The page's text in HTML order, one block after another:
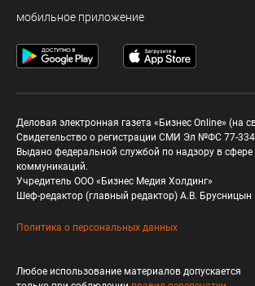
мобильное приложение
Деловая электронная газета «Бизнес Online» (на
Свидетельство о регистрации СМИ Эл №ФС 77-
Выдано федеральной службой по надзору в
коммуникаций.
Учредитель ООО «Бизнес Медия Холдинг»
Шеф-редактор (главный редактор) А.В. Брусницын
Политика о персональных данных
Любое использование материалов допускается